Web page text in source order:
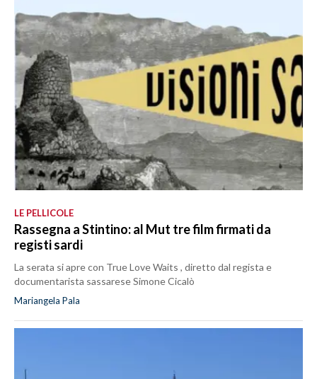
LE PELLICOLE
Rassegna a Stintino: al Mut tre film firmati da
registi sardi
La serata si apre con True Love Waits , diretto dal regista e
documentarista sassarese Simone Cicalò
Mariangela Pala